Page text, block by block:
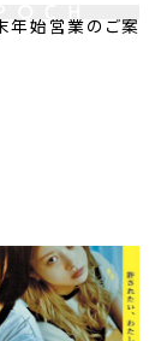
年始営業のご案